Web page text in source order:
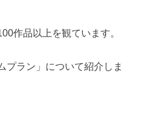
作品以上を観ています。
プラン」について紹介しま